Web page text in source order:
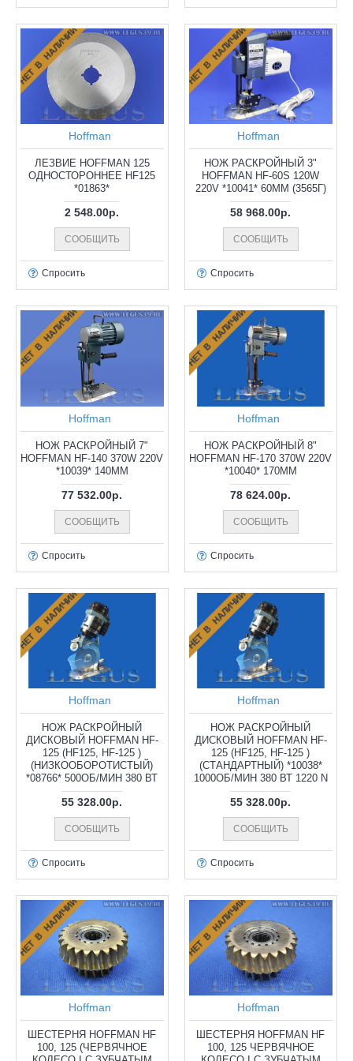
НЕТ В НАЛИЧИИ
Hoffman
ЛЕЗВИЕ HOFFMAN 125
ОДНОСТОРОННЕЕ HF125
*01863*
2 548.00р.
СООБЩИТЬ
Спросить
НЕТ В НАЛИЧИИ
Hoffman
НОЖ РАСКРОЙНЫЙ 3"
HOFFMAN HF-60S 120W
220V *10041* 60ММ (3565Г)
58 968.00р.
СООБЩИТЬ
Спросить
НЕТ В НАЛИЧИИ
Hoffman
НОЖ РАСКРОЙНЫЙ 7"
HOFFMAN HF-140 370W 220V
*10039* 140ММ
77 532.00р.
СООБЩИТЬ
Спросить
НЕТ В НАЛИЧИИ
Hoffman
НОЖ РАСКРОЙНЫЙ 8"
HOFFMAN HF-170 370W 220V
*10040* 170ММ
78 624.00р.
СООБЩИТЬ
Спросить
НЕТ В НАЛИЧИИ
Hoffman
НОЖ РАСКРОЙНЫЙ
ДИСКОВЫЙ HOFFMAN HF-
125 (HF125, HF-125 )
(НИЗКООБОРОТИСТЫЙ)
*08766* 500ОБ/МИН 380 ВТ
55 328.00р.
СООБЩИТЬ
Спросить
НЕТ В НАЛИЧИИ
Hoffman
НОЖ РАСКРОЙНЫЙ
ДИСКОВЫЙ HOFFMAN HF-
125 (HF125, HF-125 )
(СТАНДАРТНЫЙ) *10038*
1000ОБ/МИН 380 ВТ 1220 N
55 328.00р.
СООБЩИТЬ
Спросить
НЕТ В НАЛИЧИИ
Hoffman
ШЕСТЕРНЯ HOFFMAN HF
100, 125 (ЧЕРВЯЧНОЕ
НЕТ В НАЛИЧИИ
Hoffman
ШЕСТЕРНЯ HOFFMAN HF
100, 125 ЧЕРВЯЧНОЕ